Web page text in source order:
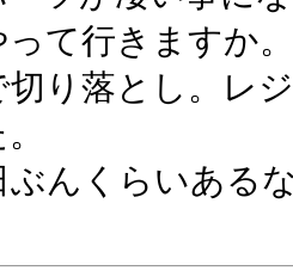
って行きますか
切り落とし。レ
ぶんくらいある